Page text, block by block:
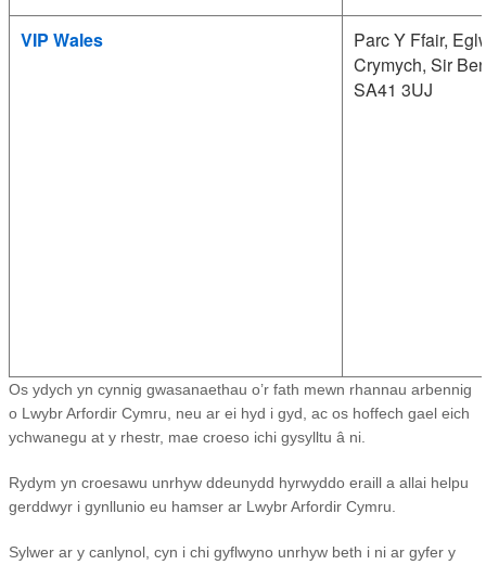
VIP Wales
Parc Y Ffair,
Crymych, Sir
SA41 3UJ
Os ydych yn cynnig gwasanaethau o’r fath mewn rhannau arbennig
o Lwybr Arfordir Cymru, neu ar ei hyd i gyd, ac os hoffech gael eich
ychwanegu at y rhestr, mae croeso ichi gysylltu â ni.
Rydym yn croesawu unrhyw ddeunydd hyrwyddo eraill a allai helpu
gerddwyr i gynllunio eu hamser ar Lwybr Arfordir Cymru.
Sylwer ar y canlynol, cyn i chi gyflwyno unrhyw beth i ni ar gyfer y